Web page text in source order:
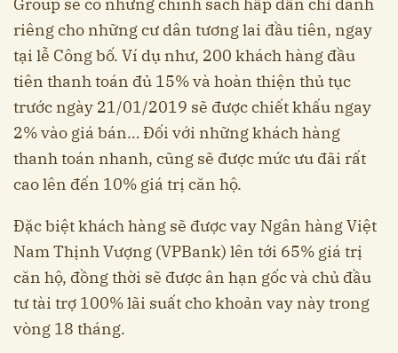
riêng cho những cư dân tương lai đầu tiên, ngay
tại lễ Công bố. Ví dụ như, 200 khách hàng đầu
tiên thanh toán đủ 15% và hoàn thiện thủ tục
trước ngày 21/01/2019 sẽ được chiết khấu ngay
2% vào giá bán… Đối với những khách hàng
thanh toán nhanh, cũng sẽ được mức ưu đãi rất
cao lên đến 10% giá trị căn hộ.
Đặc biệt khách hàng sẽ được vay Ngân hàng Việt
Nam Thịnh Vượng (VPBank) lên tới 65% giá trị
căn hộ, đồng thời sẽ được ân hạn gốc và chủ đầu
tư tài trợ 100% lãi suất cho khoản vay này trong
vòng 18 tháng.